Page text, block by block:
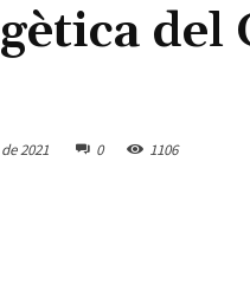
del
2021 0 1106